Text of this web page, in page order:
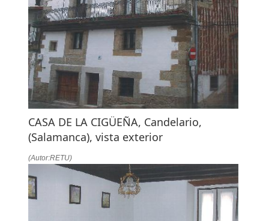
NAVEGACIÓN
CASA DE LA CIGÜEÑA, Candelario,
(Salamanca), vista exterior
(Autor:RETU)